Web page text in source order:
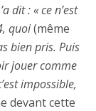
dit : « ce n’est
quoi(même
bien pris. Puis
jouer comme
impossible,
devant cette